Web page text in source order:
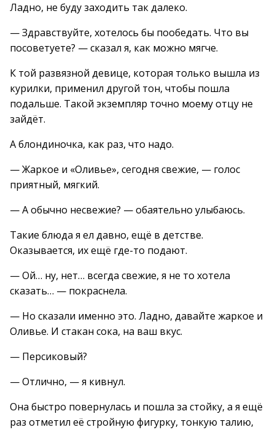
Ладно, не буду заходить так далеко.
— Здравствуйте, хотелось бы пообедать. Что вы
посоветуете? — сказал я, как можно мягче.
К той развязной девице, которая только вышла из
курилки, применил другой тон, чтобы пошла
подальше. Такой экземпляр точно моему отцу не
зайдёт.
А блондиночка, как раз, что надо.
— Жаркое и «Оливье», сегодня свежие, — голос
приятный, мягкий.
— А обычно несвежие? — обаятельно улыбаюсь.
Такие блюда я ел давно, ещё в детстве.
Оказывается, их ещё где-то подают.
— Ой… ну, нет… всегда свежие, я не то хотела
сказать… — покраснела.
— Но сказали именно это. Ладно, давайте жаркое и
Оливье. И стакан сока, на ваш вкус.
— Персиковый?
— Отлично, — я кивнул.
Она быстро повернулась и пошла за стойку, а я ещё
раз отметил её стройную фигурку, тонкую талию,